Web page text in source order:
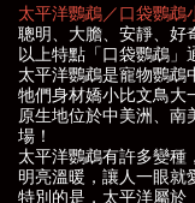
太平洋鸚鵡／口袋鸚鵡
聰明、大膽、安靜、好
以上特點「口袋鸚鵡」
太平洋鸚鵡是寵物鸚鵡
牠們身材嬌小比文鳥大
原生地位於中美洲、南
場！
太平洋鸚鵡有許多變種
明亮溫暖，讓人一眼就
特別的是，太平洋屬於